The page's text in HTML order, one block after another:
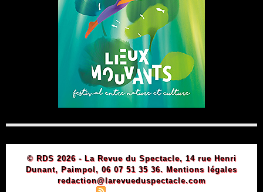
© RDS 2026 - La Revue du Spectacle, 14 rue Henri
Dunant, Paimpol, 06 07 51 35 36. Mentions légales
redaction@larevueduspectacle.com